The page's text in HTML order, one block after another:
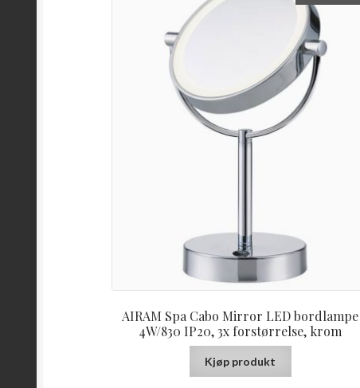
AIRAM Spa Cabo Mirror LED bordlampe
4W/830 IP20, 3x forstørrelse, krom
Kjøp produkt